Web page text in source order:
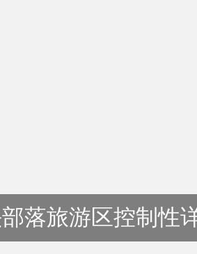
落旅游区控制性